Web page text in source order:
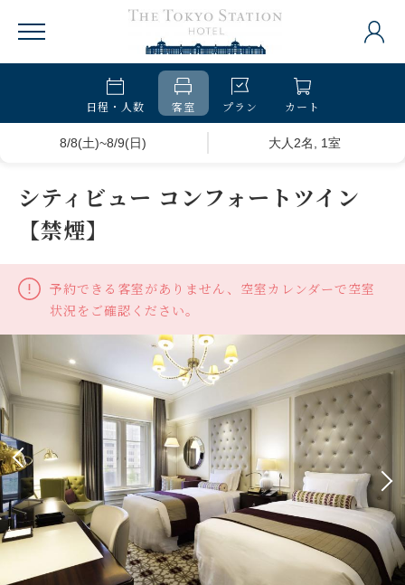
日程・人数 客室 プラン カート
8/8(土)~8/9(日) 大人2名, 1室
シティビュー コンフォートツイン
【禁煙】
予約できる客室がありません、空室カレンダーで空室
状況をご確認ください。